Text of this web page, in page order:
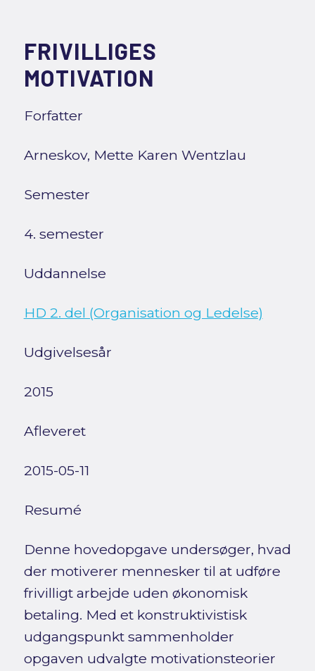
FRIVILLIGES
MOTIVATION
Forfatter
Arneskov, Mette Karen Wentzlau
Semester
4. semester
Uddannelse
HD 2. del (Organisation og Ledelse)
Udgivelsesår
2015
Afleveret
2015-05-11
Resumé
Denne hovedopgave undersøger, hvad
der motiverer mennesker til at udføre
frivilligt arbejde uden økonomisk
betaling. Med et konstruktivistisk
udgangspunkt sammenholder
opgaven udvalgte motivationsteorier